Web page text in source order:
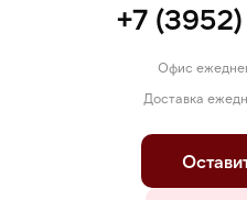
+7
Офис
Доставка